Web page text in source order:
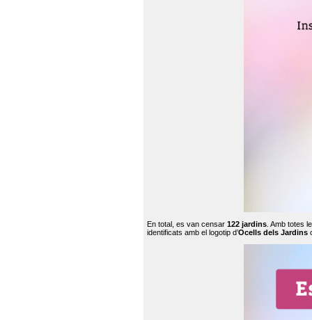
En total, es van censar 122 jardins . Amb totes
identificats amb el logotip d’Ocells dels Jardins